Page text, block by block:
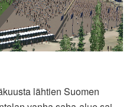
lähtien Suomen